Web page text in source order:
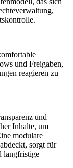
und Freigaben,
reagieren zu
und
Inhalte, um
modulare
sorgt für
langfristige